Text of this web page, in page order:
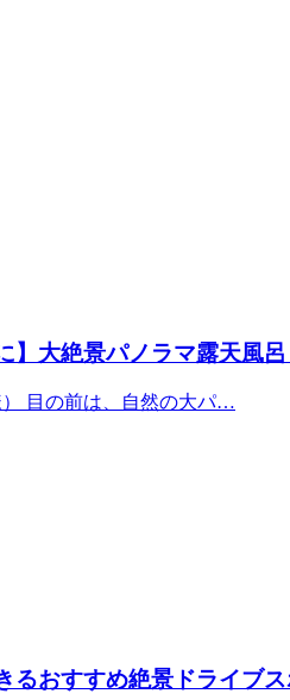
】大絶景パノラマ露天風
） 目の前は、自然の大パ…
るおすすめ絶景ドライブス